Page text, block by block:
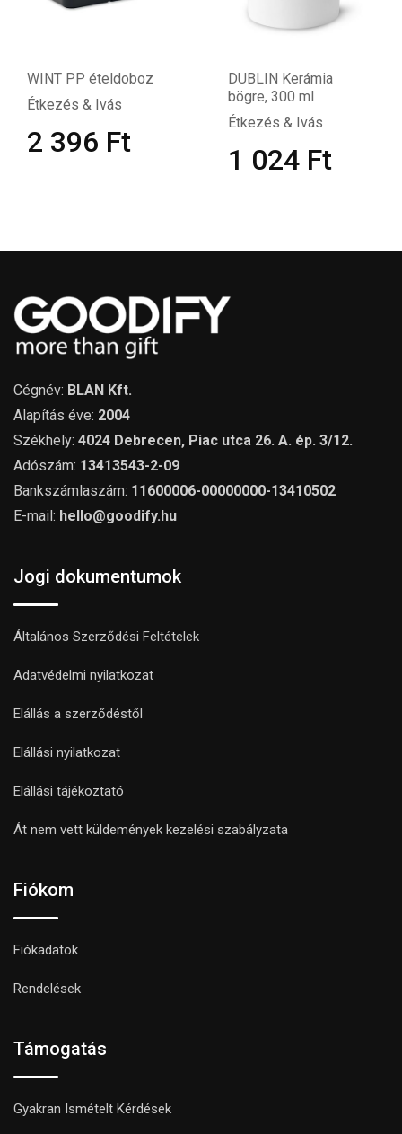
WINT PP ételdoboz
Étkezés & Ivás
2 396 Ft
DUBLIN Kerámia
bögre, 300 ml
Étkezés & Ivás
1 024 Ft
Cégnév: BLAN Kft.
Alapítás éve: 2004
Székhely: 4024 Debrecen, Piac utca 26. A. ép. 3/12.
Adószám: 13413543-2-09
Bankszámlaszám: 11600006-00000000-13410502
E-mail: hello@goodify.hu
Jogi dokumentumok
Általános Szerződési Feltételek
Adatvédelmi nyilatkozat
Elállás a szerződéstől
Elállási nyilatkozat
Elállási tájékoztató
Át nem vett küldemények kezelési szabályzata
Fiókom
Fiókadatok
Rendelések
Támogatás
Gyakran Ismételt Kérdések